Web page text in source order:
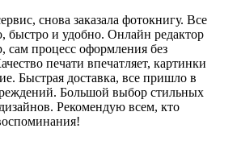
снова заказала фотокнигу. Все
быстро и удобно. Онлайн редактор
сам процесс оформления без
печати впечатляет, картинки
Быстрая доставка, все пришло в
Большой выбор стильных
Рекомендую всем, кто